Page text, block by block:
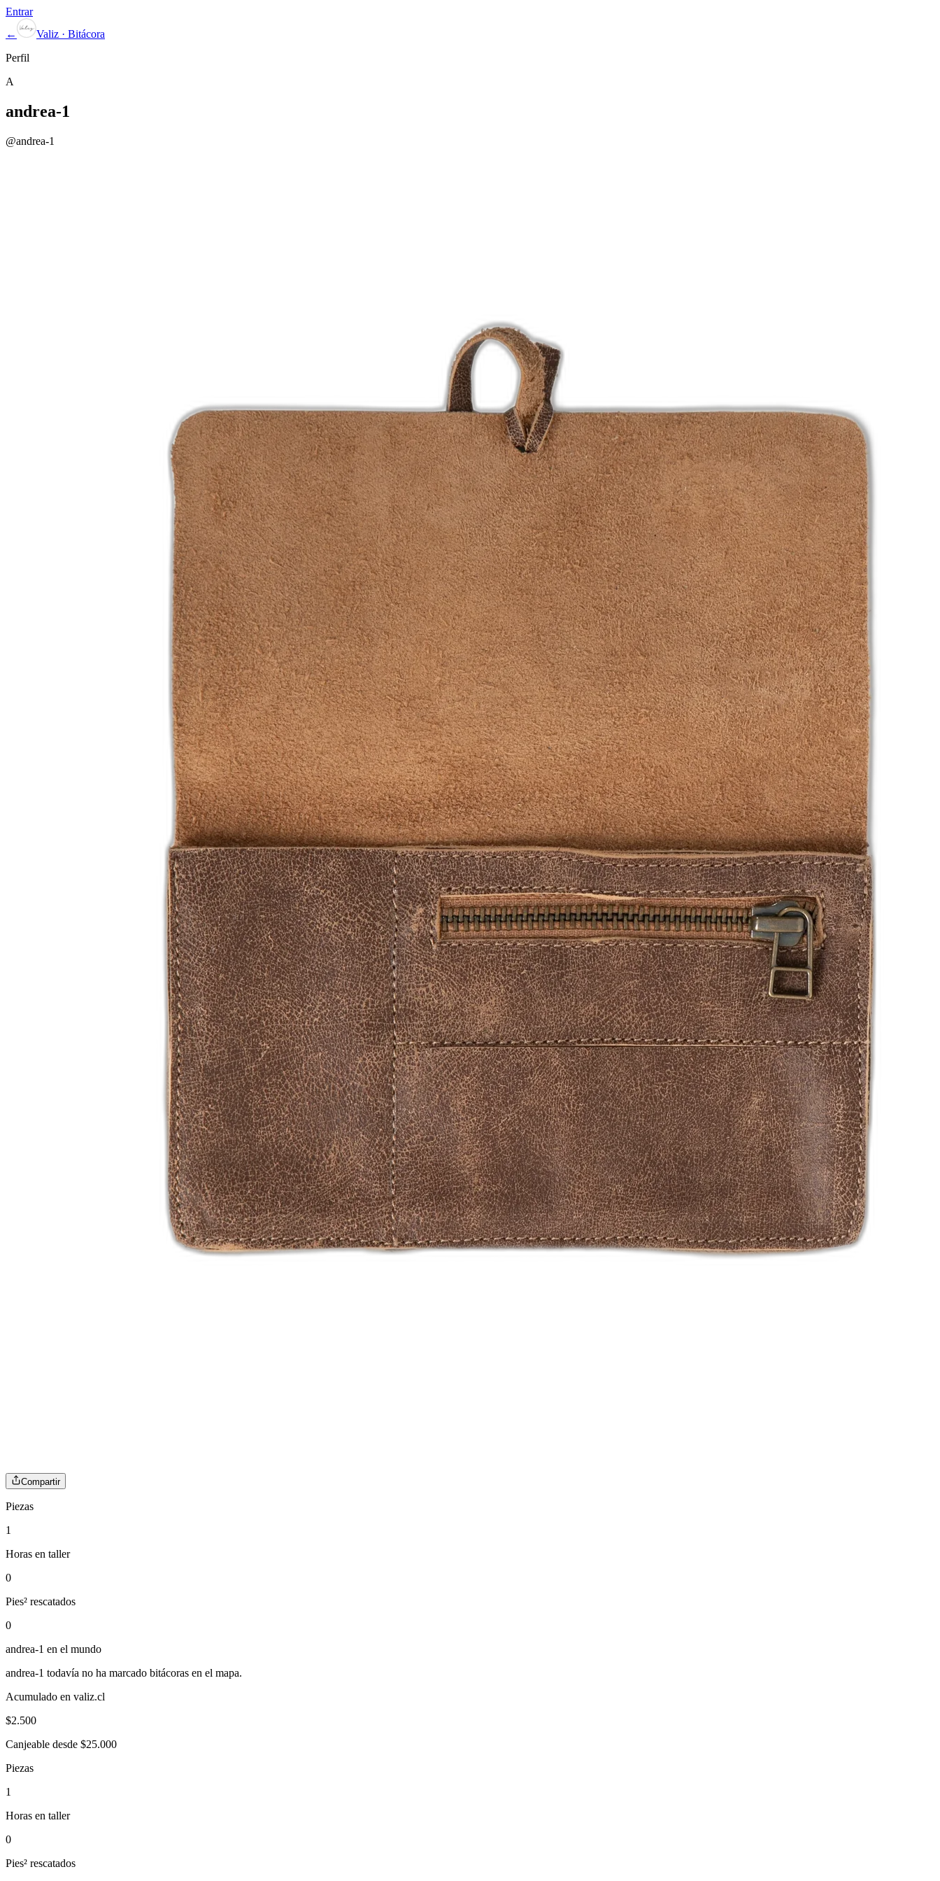
Entrar
←
Valiz · Bitácora
Perfil
A
andrea-1
@andrea-1
Compartir
Piezas
1
Horas en taller
0
Pies² rescatados
0
andrea-1 en el mundo
andrea-1 todavía no ha marcado bitácoras en el mapa.
Acumulado en valiz.cl
$2.500
Canjeable desde $25.000
Piezas
1
Horas en taller
0
Pies² rescatados